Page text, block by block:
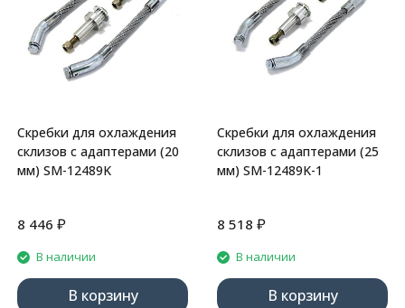
Скребки для охлаждения
склизов с адаптерами (20
мм) SM-12489K
8 446 ₽
В наличии
В корзину
Скребки для охлаждения
склизов с адаптерами (25
мм) SM-12489K-1
8 518 ₽
В наличии
В корзину